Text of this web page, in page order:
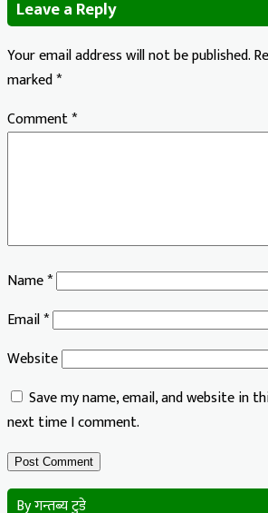
Leave a Reply
Your email address will not be published.
marked*
Comment*
Name*
Email*
Website
Save my name, email, and website in
next time I comment.
By गन्तब्य टुडे